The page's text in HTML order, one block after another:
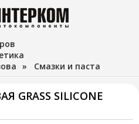
» Смазки и паста
SILICONE